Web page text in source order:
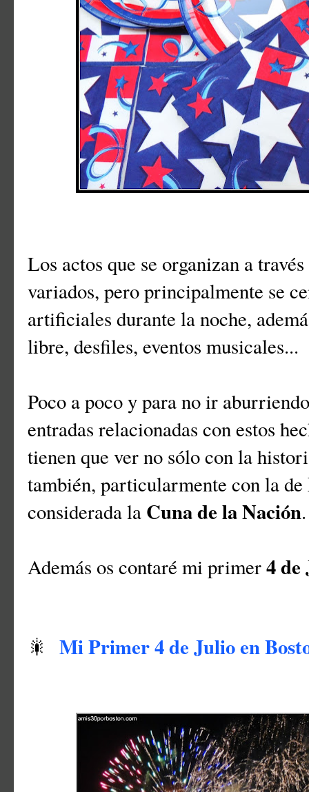
Los actos que se organizan a
variados, pero principalmente se
artificiales durante la noche,
libre, desfiles, eventos musicales...
Poco a poco y para no ir
entradas relacionadas con estos
tienen que ver no sólo con la
también, particularmente con la de
considerada la Cuna de la Nación
Además os contaré mi primer4 de
🎇 Mi Primer 4 de Julio en